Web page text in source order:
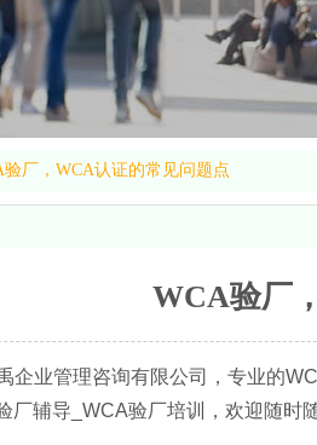
验厂，WCA认证的常见问题点
WCA验厂
禹企业管理咨询有限公司，专业的
厂辅导_WCA验厂培训，欢迎随时